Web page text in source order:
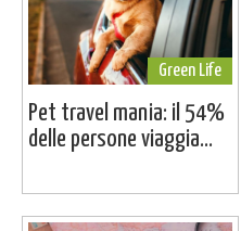
Green Life
Pet travel mania: il 54%
delle persone viaggia...